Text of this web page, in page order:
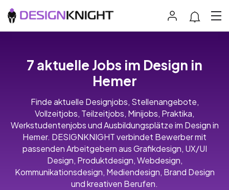
7 aktuelle Jobs im Design in
Hemer
Finde aktuelle Designjobs, Stellenangebote,
Vollzeitjobs, Teilzeitjobs, Minijobs, Praktika,
Werkstudentenjobs und Ausbildungsplätze im Design in
Hemer. DESIGNKNIGHT verbindet Bewerber mit
passenden Arbeitgebern aus Grafikdesign, UX/UI
Design, Produktdesign, Webdesign,
Kommunikationsdesign, Mediendesign, Brand Design
und kreativen Berufen.